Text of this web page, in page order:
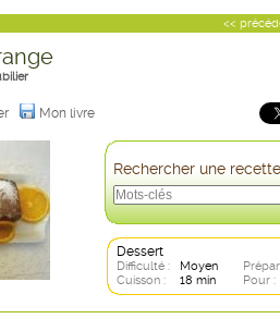
<<
Mon livre
Rechercher une
Dessert
Difficulté : Moyen
Cuisson :
18 min Pour :